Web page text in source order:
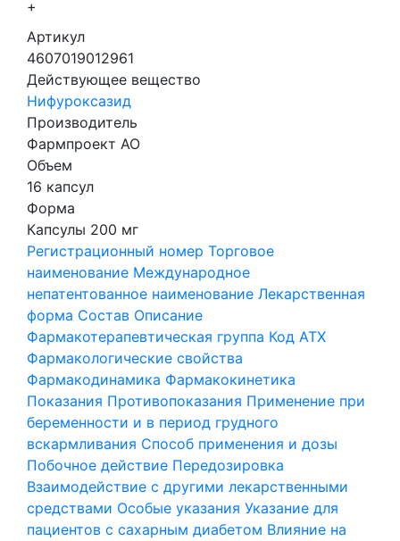
+
Артикул
4607019012961
Действующее вещество
Нифуроксазид
Производитель
Фармпроект АО
Объем
16 капсул
Форма
Капсулы 200 мг
Регистрационный номер Торговое
наименование Международное
непатентованное наименование Лекарственная
форма Состав Описание
Фармакотерапевтическая группа Код АТХ
Фармакологические свойства
Фармакодинамика Фармакокинетика
Показания Противопоказания Применение при
беременности и в период грудного
вскармливания Способ применения и дозы
Побочное действие Передозировка
Взаимодействие с другими лекарственными
средствами Особые указания Указание для
пациентов с сахарным диабетом Влияние на